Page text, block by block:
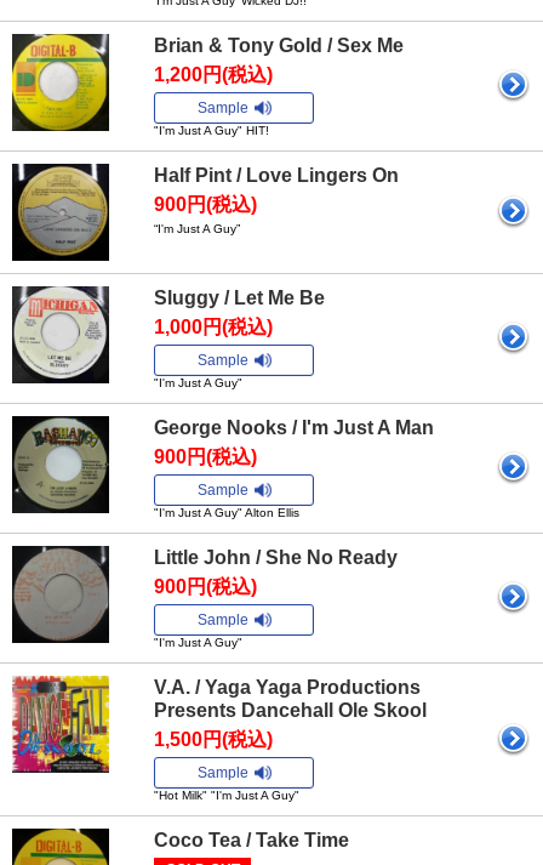
Brian & Tony Gold / Sex Me
1,200円(税込)
Sample
"I'm Just A Guy" HIT!
Half Pint / Love Lingers On
900円(税込)
“I'm Just A Guy”
Sluggy / Let Me Be
1,000円(税込)
Sample
"I'm Just A Guy"
George Nooks / I'm Just A Man
900円(税込)
Sample
"I'm Just A Guy" Alton Ellis
Little John / She No Ready
900円(税込)
Sample
"I'm Just A Guy"
V.A. / Yaga Yaga Productions
Presents Dancehall Ole Skool
1,500円(税込)
Sample
"Hot Milk" "I'm Just A Guy"
Coco Tea / Take Time